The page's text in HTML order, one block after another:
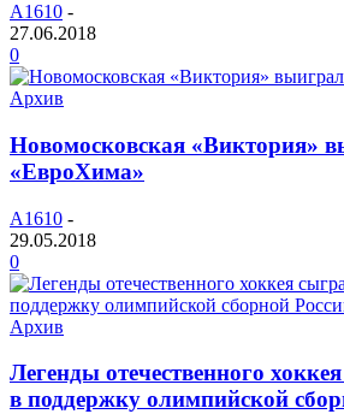
A1610 -
27.06.2018
0
Архив
Новомосковская «Виктория»
«ЕвроХима»
A1610 -
29.05.2018
0
Архив
Легенды отечественного
в поддержку олимпийской